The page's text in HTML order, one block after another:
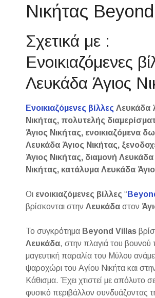
Νικήτας
Σχετικά με :
Ενοικιαζόμενες
Λευκάδα Άγιος
Ενοικιαζόμενες βίλλες Λευκάδα
Νικήτας, πολυτελής
Άγιος Νικήτας, ενοικιαζόμενα
Λευκάδα Άγιος Νικήτας,
Άγιος Νικήτας, διαμονή Λευκάδα
Νικήτας, κατάλυμα Λευκάδα
Οι ενοικιαζόμενες βίλλες “
βρίσκονται στηνΛευκάδα στον
Το συγκρότημα Beyond Villas
Λευκάδα, στην πλαγιά του
μαγευτική παραλία του Μύλου
ψαροχώρι του Αγίου Νικήτα και
Κάθισμα. Έχει χτιστεί με απόλυτο
φυσικό περιβάλλον συνδυάζοντας